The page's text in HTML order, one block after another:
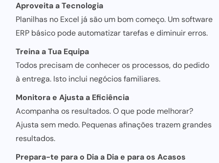
Aproveita a Tecnologia
Planilhas no Excel já são um bom começo. Um software
ERP básico pode automatizar tarefas e diminuir erros.
Treina a Tua Equipa
Todos precisam de conhecer os processos, do pedido
à entrega. Isto inclui negócios familiares.
Monitora e Ajusta a Eficiência
Acompanha os resultados. O que pode melhorar?
Ajusta sem medo. Pequenas afinações trazem grandes
resultados.
Prepara-te para o Dia a Dia e para os Acasos